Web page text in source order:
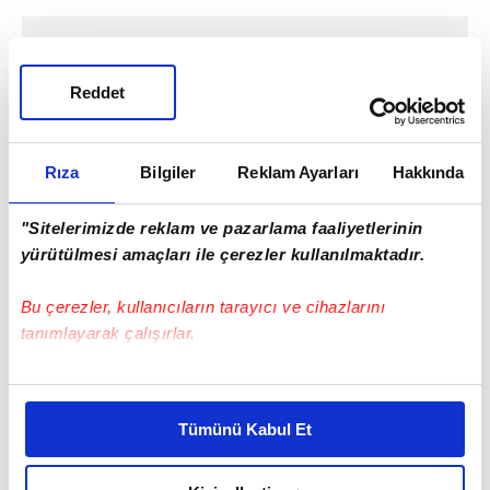
Rıza Bilgiler Reklam Ayarları Hakkında
"Sitelerimizde reklam ve pazarlama faaliyetlerinin
yürütülmesi amaçları ile çerezler kullanılmaktadır.
Bu çerezler, kullanıcıların tarayıcı ve cihazlarını
tanımlayarak çalışırlar.
Bu çerezlere izin vermeniz halinde sizlere özel
daha iyi reklam deneyimi yaşatabiliriz. Bunu yaparken
amacımızın size daha iyi bir reklam deneyimi sunmak
Tümünü Kabul Et
Reddet